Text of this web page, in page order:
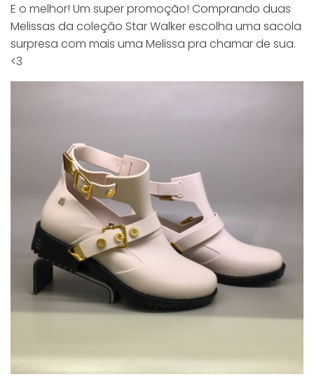
E o melhor! Um super promoção! Comprando duas
Melissas da coleção Star Walker escolha uma sacola
surpresa com mais uma Melissa pra chamar de sua.
<3